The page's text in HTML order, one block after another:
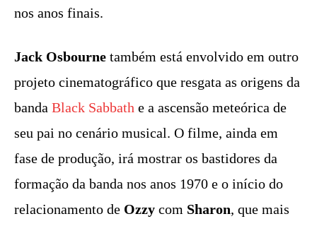
nos anos finais.
Jack Osbourne também está envolvido em outro
projeto cinematográfico que resgata as origens da
banda Black Sabbath e a ascensão meteórica de
seu pai no cenário musical. O filme, ainda em
fase de produção, irá mostrar os bastidores da
formação da banda nos anos 1970 e o início do
relacionamento de Ozzy com Sharon, que mais